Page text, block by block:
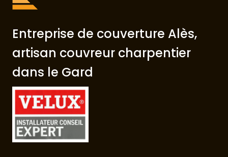
Entreprise de couverture Alès,
artisan couvreur charpentier
dans le Gard